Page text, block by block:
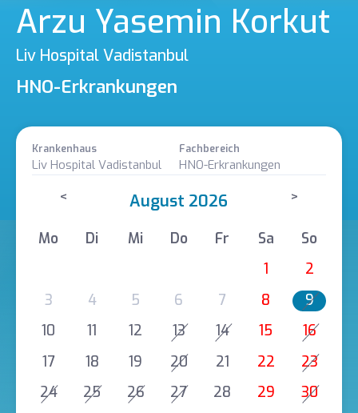
Arzu Yasemin Korkut
Liv Hospital Vadistanbul
HNO-Erkrankungen
Krankenhaus
Liv Hospital Vadistanbul
Fachbereich
HNO-Erkrankungen
< August 2026 >
Mo Di Mi Do Fr Sa
So
1
2
3
4 5 6 7 8
9
10
11 12 13 14 15
16
17
18 19 20 21 22
23
24
25 26 27 28 29
30